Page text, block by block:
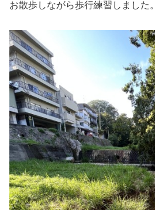
お散歩しながら歩行練習しました。